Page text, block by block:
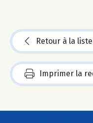
Retour à la liste
Imprimer la